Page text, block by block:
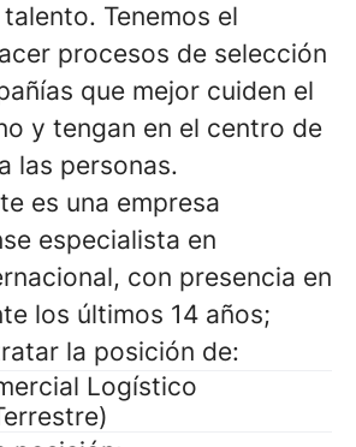
Tenemos el
procesos de selección
que mejor cuiden el
y tengan en el centro de
las personas.
es una empresa
especialista en
con presencia en
los últimos 14 años;
la posición de:
Logístico